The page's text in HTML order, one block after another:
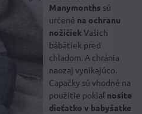
Manymonths sú
určené na ochranu
nožičiek Vašich
bábätiek pred
chladom. A chránia
naozaj vynikajúco.
Capačky sú vhodné na
použitie pokiaľnosíte
dieťatko v babyšatke